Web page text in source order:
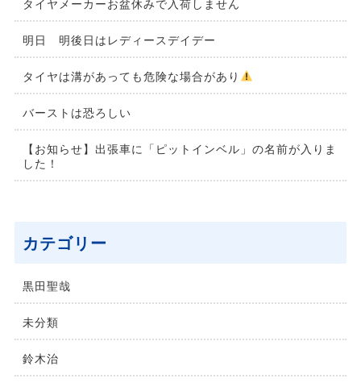
タイヤメーカーお盆休みで入荷しません
明日 明後日はレディースデイデー
タイヤは溝があっても危険な場合があり
バーストは恐ろしい
【お知らせ】出張車に「ピットインベル」の名前が入りま
した！
カテゴリー
黒田聖哉
未分類
鈴⽊治